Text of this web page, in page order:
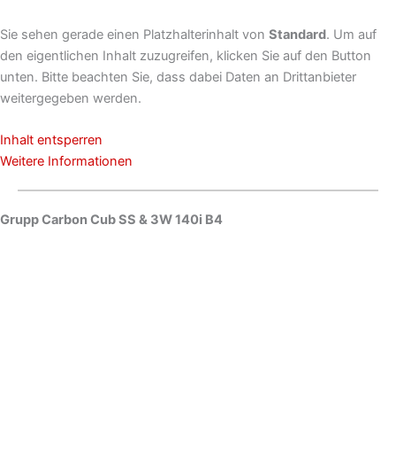
Sie sehen gerade einen Platzhalterinhalt von Standard. Um auf
den eigentlichen Inhalt zuzugreifen, klicken Sie auf den Button
unten. Bitte beachten Sie, dass dabei Daten an Drittanbieter
weitergegeben werden.
Inhalt entsperren
Weitere Informationen
Grupp Carbon Cub SS & 3W 140i B4